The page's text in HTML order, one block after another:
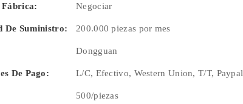
Fábrica: Negociar
De Suministro: 200.000 piezas por mes
Dongguan
De Pago: L/C, Efectivo, Western Union, T/T, Paypal
500/piezas